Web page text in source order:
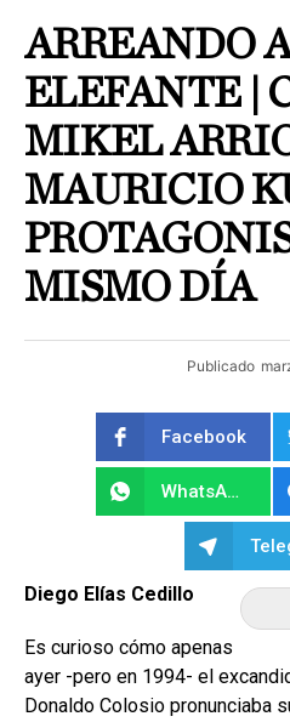
ARREANDO
ELEFANTE |
MIKEL
MAURICIO
MISMO DÍA
Publicado
Facebook
WhatsApp
Diego Elías Cedillo
Es curioso cómo apenas
ayer -pero en 1994- el
Donaldo Colosio pronunciaba